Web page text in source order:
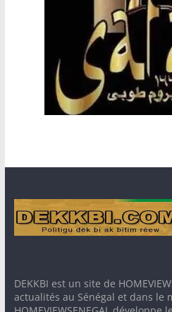
DEKKBI est un site de
actualités au Sénégal et dans le